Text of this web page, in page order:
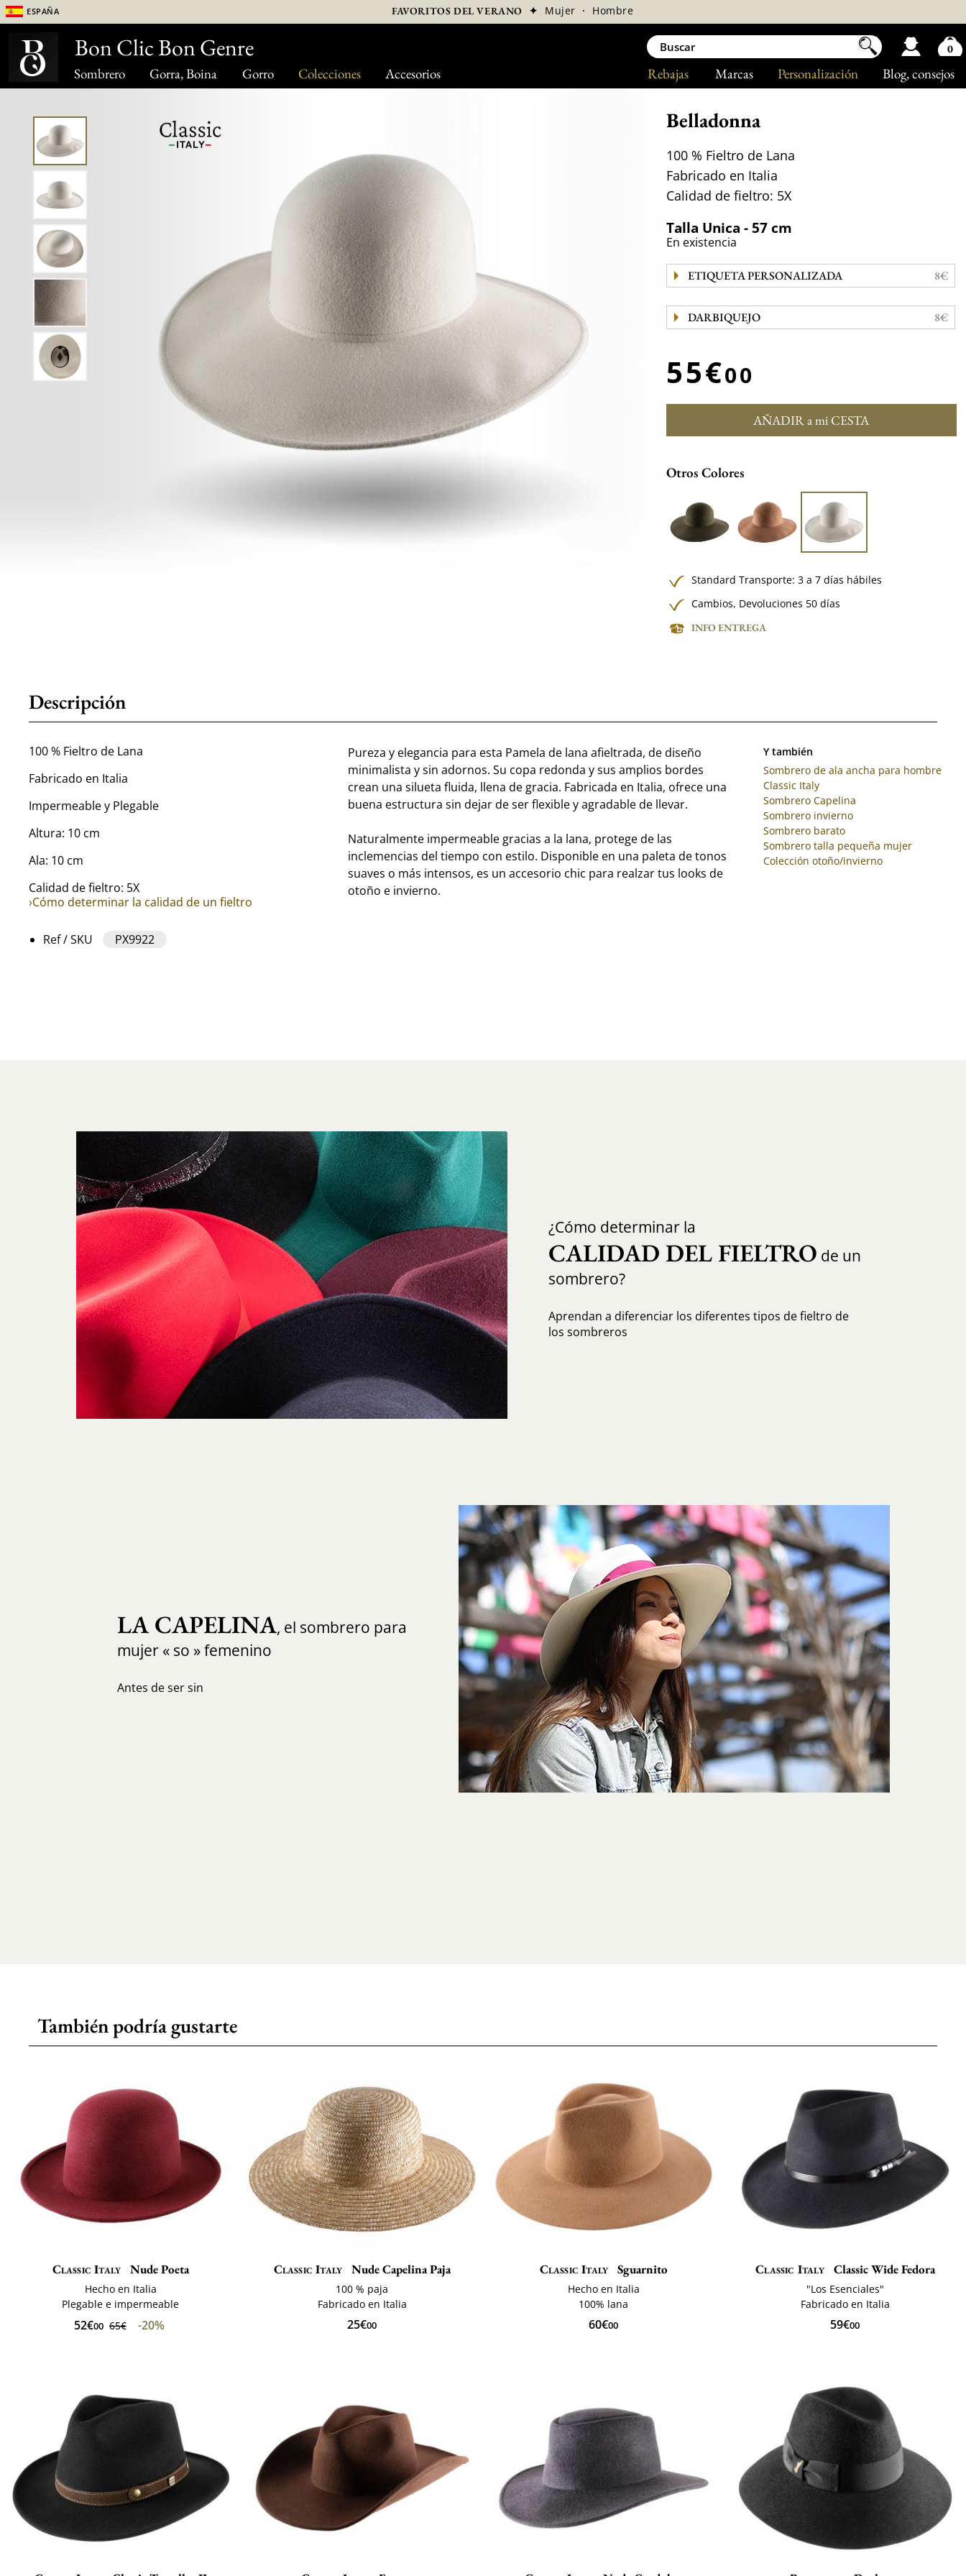
Sombrero Gorra, Boina Gorro Colecciones Accesorios Blog, consejos
Personalización
Marcas
Rebajas
España FAVORITOS DEL VERANO ✦ Mujer · Hombre
Belladonna
100 % Fieltro de Lana
Fabricado en Italia
Calidad de fieltro: 5X
Talla Unica - 57 cm
En existencia
ETIQUETA PERSONALIZADA 8€
DARBIQUEJO 8€
55€00
AÑADIR a mi CESTA
Otros Colores
Standard Transporte: 3 a 7 días hábiles
Cambios, Devoluciones 50 días
INFO ENTREGA
Descripción
100 % Fieltro de Lana
Fabricado en Italia
Impermeable y Plegable
Altura: 10 cm
Ala: 10 cm
Calidad de fieltro: 5X
›Cómo determinar la calidad de un fieltro
Ref / SKU PX9922
Pureza y elegancia para esta Pamela de lana afieltrada, de diseño
minimalista y sin adornos. Su copa redonda y sus amplios bordes
crean una silueta fluida, llena de gracia. Fabricada en Italia, ofrece una
buena estructura sin dejar de ser flexible y agradable de llevar.
Naturalmente impermeable gracias a la lana, protege de las
inclemencias del tiempo con estilo. Disponible en una paleta de tonos
suaves o más intensos, es un accesorio chic para realzar tus looks de
otoño e invierno.
Y también
Sombrero de ala ancha para hombre
Classic Italy
Sombrero Capelina
Sombrero invierno
Sombrero barato
Sombrero talla pequeña mujer
Colección otoño/invierno
¿Cómo determinar la
CALIDAD DEL FIELTRO de un
sombrero?
Aprendan a diferenciar los diferentes tipos de fieltro de
los sombreros
LA CAPELINA, el sombrero para
mujer « so » femenino
Antes de ser sin
También podría gustarte
Classic Italy Nude Poeta
Hecho en Italia
Plegable e impermeable
52€00 65€ -20%
Classic Italy Nude Capelina Paja
100 % paja
Fabricado en Italia
25€00
Classic Italy Sguarnito
Hecho en Italia
100% lana
60€00
Classic Italy Classic Wide Fedora
"Los Esenciales"
Fabricado en Italia
59€00
Bon Clic Bon Genre 0